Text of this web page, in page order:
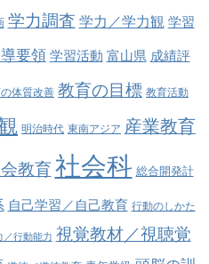
学力調査 学力／学力観 学習
要領 学習活動 富山県 成績評
体質改善 教育の目標 教育活動
明治時代 東南アジア 産業教育
教育社会科 総合開発計
自己学習／自己教育 行動のしかた
／行動能力 視覚教材／視聴覚